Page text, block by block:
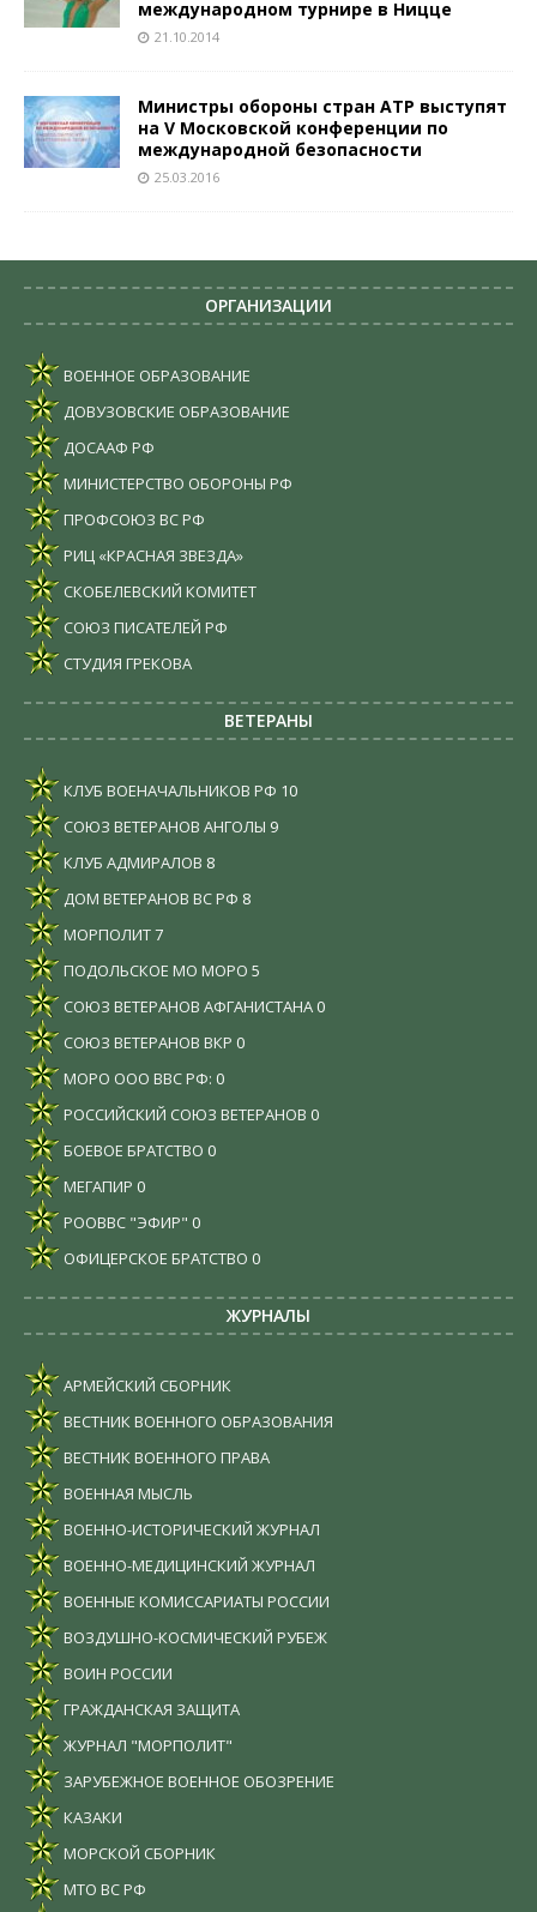
международном турнире в Ницце
21.10.2014
Министры обороны стран АТР выступят
на V Московской конференции по
международной безопасности
25.03.2016
ОРГАНИЗАЦИИ
ВОЕННОЕ ОБРАЗОВАНИЕ
ДОВУЗОВСКИЕ ОБРАЗОВАНИЕ
ДОСААФ РФ
МИНИСТЕРСТВО ОБОРОНЫ РФ
ПРОФСОЮЗ ВС РФ
РИЦ «КРАСНАЯ ЗВЕЗДА»
СКОБЕЛЕВСКИЙ КОМИТЕТ
СОЮЗ ПИСАТЕЛЕЙ РФ
СТУДИЯ ГРЕКОВА
ВЕТЕРАНЫ
КЛУБ ВОЕНАЧАЛЬНИКОВ РФ 10
СОЮЗ ВЕТЕРАНОВ АНГОЛЫ 9
КЛУБ АДМИРАЛОВ 8
ДОМ ВЕТЕРАНОВ ВС РФ 8
МОРПОЛИТ7
ПОДОЛЬСКОЕ МО МОРО 5
СОЮЗ ВЕТЕРАНОВ АФГАНИСТАНА 0
СОЮЗ ВЕТЕРАНОВ ВКР 0
МОРО ООО ВВС РФ: 0
РОССИЙСКИЙ СОЮЗ ВЕТЕРАНОВ 0
БОЕВОЕ БРАТСТВО 0
МЕГАПИР 0
РООВВС "ЭФИР" 0
ОФИЦЕРСКОЕ БРАТСТВО 0
ЖУРНАЛЫ
АРМЕЙСКИЙ СБОРНИК
ВЕСТНИК ВОЕННОГО ОБРАЗОВАНИЯ
ВЕСТНИК ВОЕННОГО ПРАВА
ВОЕННАЯ МЫСЛЬ
ВОЕННО-ИСТОРИЧЕСКИЙ ЖУРНАЛ
ВОЕННО-МЕДИЦИНСКИЙ ЖУРНАЛ
ВОЕННЫЕ КОМИССАРИАТЫ РОССИИ
ВОЗДУШНО-КОСМИЧЕСКИЙ РУБЕЖ
ВОИН РОССИИ
ГРАЖДАНСКАЯ ЗАЩИТА
ЖУРНАЛ "МОРПОЛИТ"
ЗАРУБЕЖНОЕ ВОЕННОЕ ОБОЗРЕНИЕ
КАЗАКИ
МОРСКОЙ СБОРНИК
МТО ВС РФ